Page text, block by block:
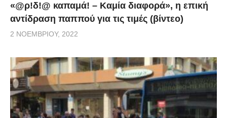
«@ρ!δ!@ καπαμά! – Καμία διαφορά», η επική
αντίδραση παππού για τις τιμές (βίντεο)
2 ΝΟΕΜΒΡΊΟΥ, 2022